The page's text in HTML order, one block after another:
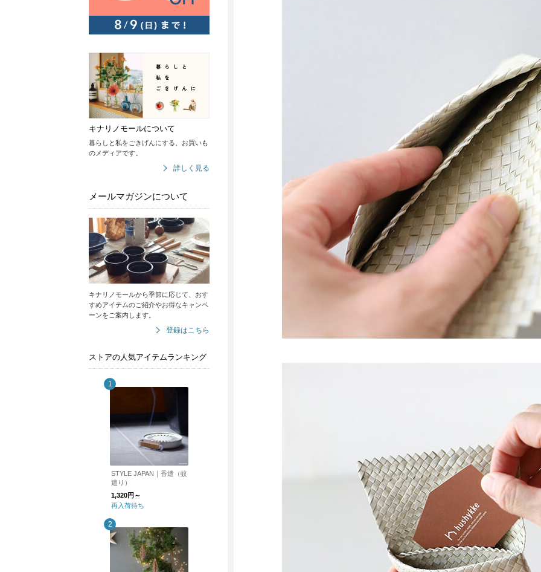
キナリノモールについて
暮らしと私をごきげんにする、お買いも
のメディアです。
詳しく見る
メールマガジンについて
キナリノモールから季節に応じて、おす
すめアイテムのご紹介やお得なキャンペ
ーンをご案内します。
登録はこちら
ストアの人気アイテムランキング
STYLE JAPAN｜香遣（蚊
遣り）
1,320円～
再入荷待ち